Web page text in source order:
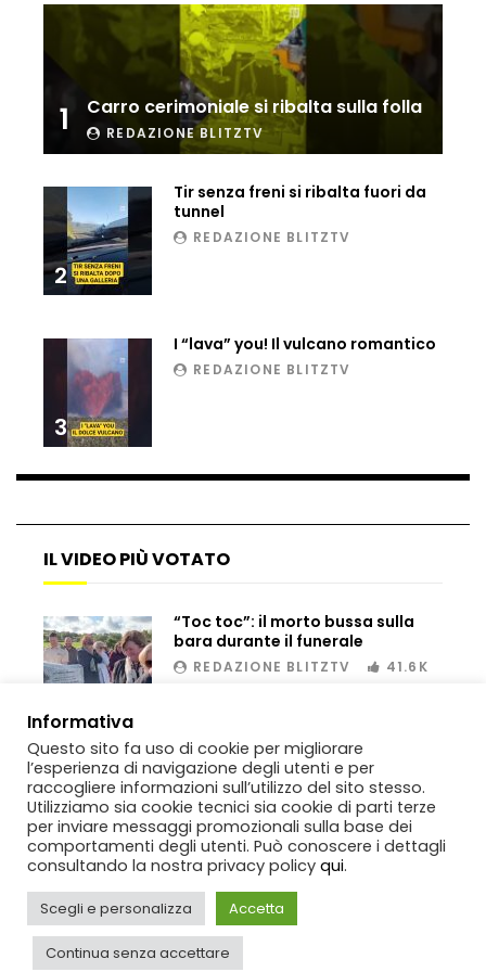
Ucraina, ecco come gli F16 intercettano
i droni russi
Tir bloccato sul passaggio a livello:
Parco divertimenti, attrazione cede
all’improvviso
Auto fuori controllo in Guatemala,
tragedia a Petén
Russia sotto zero: fiumi congelati e navi
valanghe e proteggere i turisti
viadotto
Tradisce la moglie e lo legano con lo
scotch a un albero
Tentano di salvarla dalla seggiovia, ma
il piano fallisce
1 Carro cerimoniale si ribalta sulla folla
REDAZIONE BLITZTV
2
Tir senza freni si ribalta fuori da
tunnel
REDAZIONE BLITZTV
3
I “lava” you! Il vulcano romantico
REDAZIONE BLITZTV
IL VIDEO PIÙ VOTATO
00:02
“Toc toc”: il morto bussa sulla
bara durante il funerale
REDAZIONE BLITZTV 41.6K
CopyrightBlitzTV© 2019-2025SIGNOVia Rabolini, 13 Milano - P.IVA
IT11812250154. Tutti i diritti sono riservati.
Informativa
Questo sito fa uso di cookie per migliorare
l’esperienza di navigazione degli utenti e per
raccogliere informazioni sull’utilizzo del sito stesso.
Utilizziamo sia cookie tecnici sia cookie di parti terze
per inviare messaggi promozionali sulla base dei
comportamenti degli utenti. Può conoscere i dettagli
consultando la nostra privacy policy qui.
Scegli e personalizza Accetta
Continua senza accettare